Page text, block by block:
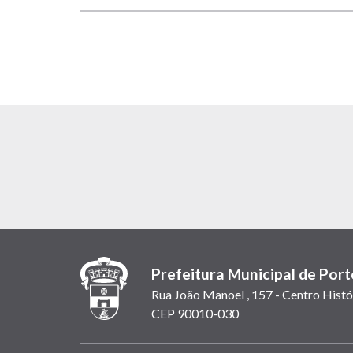
Prefeitura Municipal de
Rua João Manoel , 157 - Centro
CEP 90010-030